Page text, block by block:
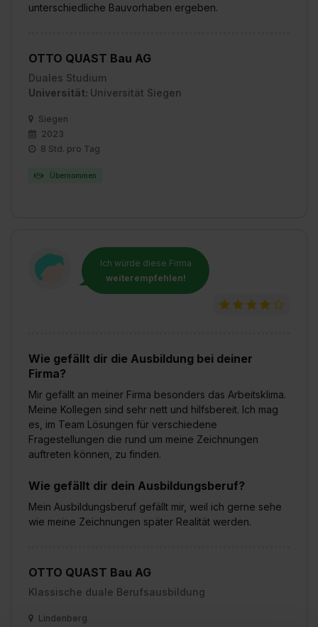
unterschiedliche Bauvorhaben ergeben.
OTTO QUAST Bau AG
Duales Studium
Universität: Universität Siegen
Siegen
2023
8 Std. pro Tag
Übernommen
Ich würde diese Firma
weiterempfehlen!
Wie gefällt dir die Ausbildung bei deiner
Firma?
Mir gefällt an meiner Firma besonders das Arbeitsklima.
Meine Kollegen sind sehr nett und hilfsbereit. Ich mag
es, im Team Lösungen für verschiedene
Fragestellungen die rund um meine Zeichnungen
auftreten können, zu finden.
Wie gefällt dir dein Ausbildungsberuf?
Mein Ausbildungsberuf gefällt mir, weil ich gerne sehe
wie meine Zeichnungen später Realität werden.
OTTO QUAST Bau AG
Klassische duale Berufsausbildung
Lindenberg